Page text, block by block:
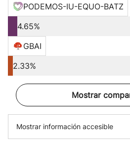
PODEMOS-IU-EQUO-BATZ
4.65%
GBAI
2.33%
Mostrar
Mostrar información accesible